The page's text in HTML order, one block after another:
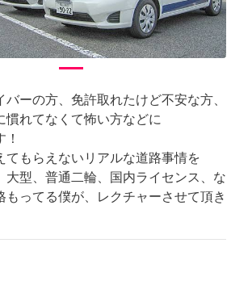
バーの方、免許取れたけど不安な方、
慣れてなくて怖い方などに
てもらえないリアルな道路事情を
大型、普通二輪、国内ライセンス、な
もってる僕が、レクチャーさせて頂き